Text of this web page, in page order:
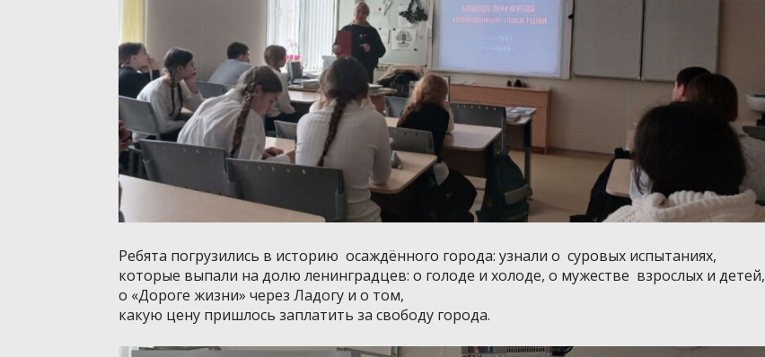
Ребята погрузились в историю осаждённого города: узнали о суровых испытаниях,
которые выпали на долю ленинградцев: о голоде и холоде, о мужестве взрослых и детей,
о «Дороге жизни» через Ладогу и о том,
какую цену пришлось заплатить за свободу города.